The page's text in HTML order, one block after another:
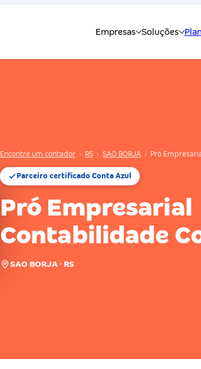
Encontre um contador › RS › SAO BORJA › Pró
Parceiro certificado Conta Azul
Pró Empresarial
Contabilidade
SAO BORJA · RS